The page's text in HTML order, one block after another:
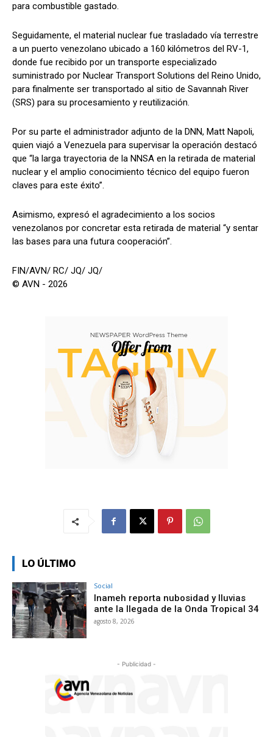
para combustible gastado.
Seguidamente, el material nuclear fue trasladado vía terrestre
a un puerto venezolano ubicado a 160 kilómetros del RV-1,
donde fue recibido por un transporte especializado
suministrado por Nuclear Transport Solutions del Reino Unido,
para finalmente ser transportado al sitio de Savannah River
(SRS) para su procesamiento y reutilización.
Por su parte el administrador adjunto de la DNN, Matt Napoli,
quien viajó a Venezuela para supervisar la operación destacó
que “la larga trayectoria de la NNSA en la retirada de material
nuclear y el amplio conocimiento técnico del equipo fueron
claves para este éxito”.
Asimismo, expresó el agradecimiento a los socios
venezolanos por concretar esta retirada de material “y sentar
las bases para una futura cooperación”.
FIN/AVN/ RC/ JQ/ JQ/
© AVN - 2026
LO ÚLTIMO
Social
Inameh reporta nubosidad y lluvias
ante la llegada de la Onda Tropical 34
agosto 8, 2026
- Publicidad -